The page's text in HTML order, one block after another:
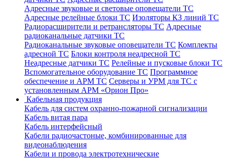
Адресные звуковые и световые оповещатели ТС
Адресные релейные блоки ТС Изоляторы КЗ линий ТС
Радиорасширители и ретрансляторы ТС Адресные
радиоканальные датчики ТС
Радиоканальные звуковые оповещатели ТС Комплекты
адресной ТС Блоки контроля неадресной ТС
Неадресные датчики ТС Релейные и пусковые блоки ТС
Вспомогательное оборудование ТС Программное
обеспечение и АРМ ТС Серверы и УРМ для ТС с
установленным АРМ «Орион Про»
Кабельная продукция
Кабель для систем охранно-пожарной сигнализации
Кабель витая пара
Кабель интерфейсный
Кабели радиочастоные, комбинированные для
видеонаблюдения
Кабели и провода электротехнические